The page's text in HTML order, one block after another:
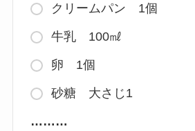
クリームパン 1個
牛乳 100㎖
卵 1個
砂糖 大さじ1
………